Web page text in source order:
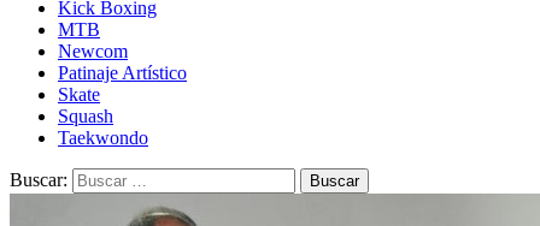
Kick Boxing
MTB
Newcom
Patinaje Artístico
Skate
Squash
Taekwondo
Buscar: